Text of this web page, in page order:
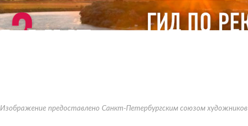
Изображение предоставлено Санкт-Петербургским cоюзом художников